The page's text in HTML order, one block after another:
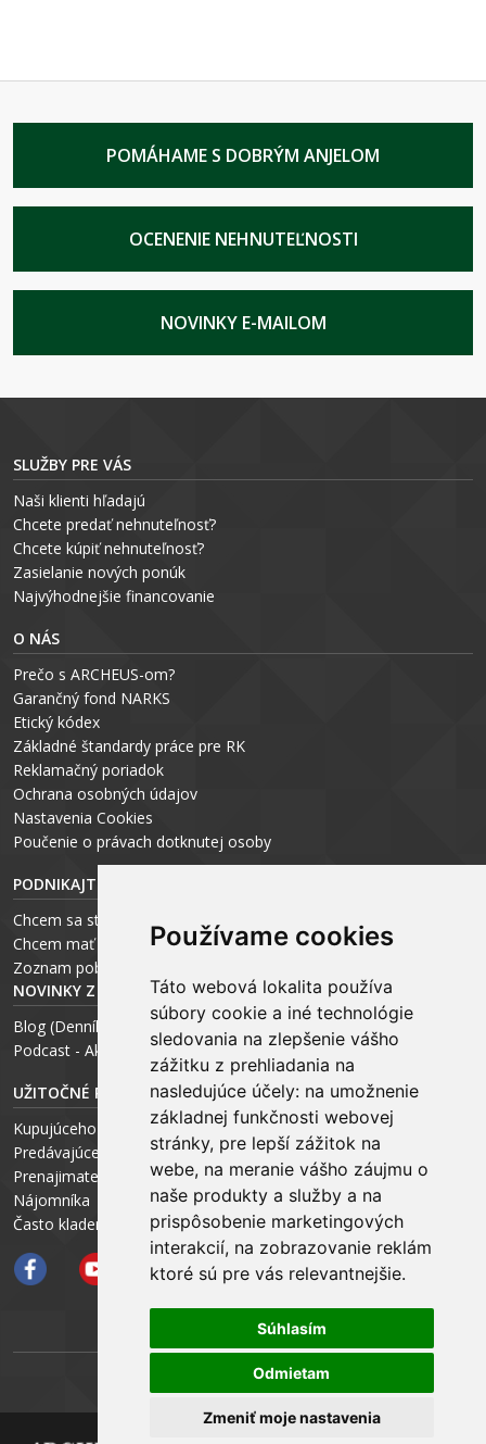
Používame cookies
Táto webová lokalita používa
súbory cookie a iné technológie
sledovania na zlepšenie vášho
zážitku z prehliadania na
nasledujúce účely: na umožnenie
základnej funkčnosti webovej
stránky, pre lepší zážitok na
webe, na meranie vášho záujmu o
naše produkty a služby a na
prispôsobenie marketingových
interakcií, na zobrazovanie reklám
ktoré sú pre vás relevantnejšie.
Súhlasím
Odmietam
Zmeniť moje nastavenia
POMÁHAME S DOBRÝM ANJELOM
OCENENIE NEHNUTEĽNOSTI
NOVINKY E-MAILOM
SLUŽBY PRE VÁS
Naši klienti hľadajú
Chcete predať nehnuteľnosť?
Chcete kúpiť nehnuteľnosť?
Zasielanie nových ponúk
Najvýhodnejšie financovanie
O NÁS
Prečo s ARCHEUS-om?
Garančný fond NARKS
Etický kódex
Základné štandardy práce pre RK
Reklamačný poriadok
Ochrana osobných údajov
Nastavenia Cookies
Poučenie o právach dotknutej osoby
PODNIKAJTE S ARCHEUS-OM
Chcem sa stať realitným odborníkom
Chcem mať vlastnú kanceláriu
Zoznam pobočiek
NOVINKY Z MÉDIÍ
Blog (Denník N a Trend) – R. Štalmach
Podcast - Ako začínal ARCHEUS - R. Štalmach / CEO
UŽITOČNÉ RADY PRE
Kupujúceho
Predávajúceho
Prenajimateľa
Nájomníka
Často kladené otázky FAQ